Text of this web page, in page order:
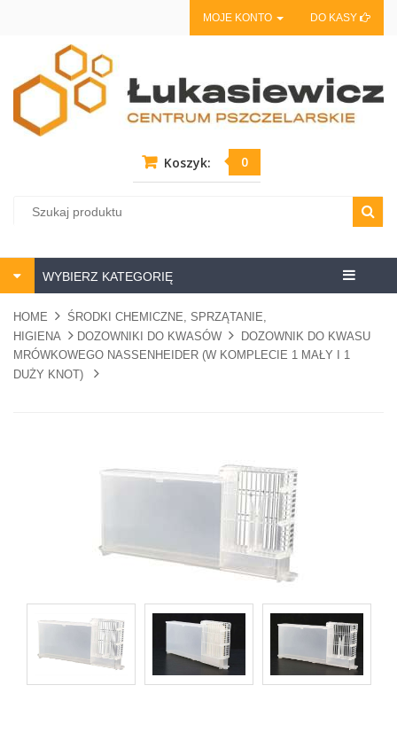
MOJE KONTO DO KASY
Koszyk: 0
Centrum
WYBIERZ KATEGORIĘ
HOME
ŚRODKI CHEMICZNE, SPRZĄTANIE,
HIGIENA
DOZOWNIKI DO KWASÓW
DOZOWNIK DO KWASU
MRÓWKOWEGO NASSENHEIDER (W KOMPLECIE 1 MAŁY I 1
DUŻY KNOT)